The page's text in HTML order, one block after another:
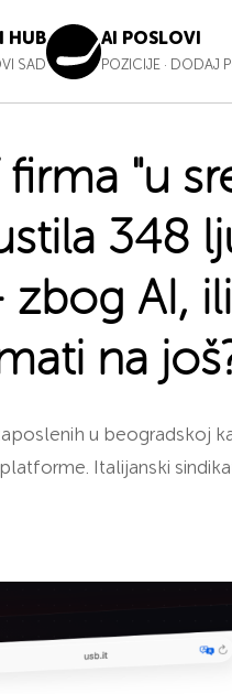
HUB
SAD
AI POSLOVI
POZICIJE · DODAJ
firma "u
348
AI,
na
u beogradskoj
Italijanski